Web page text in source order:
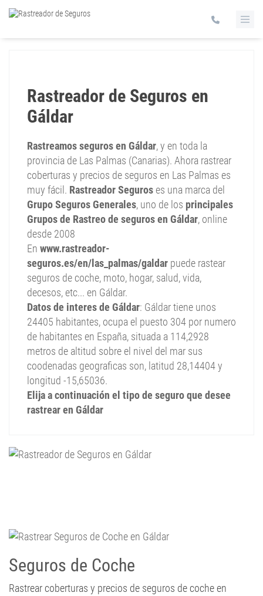
Rastreador de Seguros en
Gáldar
Rastreamos seguros en Gáldar, y en toda la
provincia de Las Palmas (Canarias). Ahora rastrear
coberturas y precios de seguros en Las Palmas es
muy fácil. Rastreador Seguros es una marca del
Grupo Seguros Generales, uno de los principales
Grupos de Rastreo de seguros en Gáldar, online
desde 2008
En www.rastreador-
seguros.es/en/las_palmas/galdar puede rastear
seguros de coche, moto, hogar, salud, vida,
decesos, etc... en Gáldar.
Datos de interes de Gáldar: Gáldar tiene unos
24405 habitantes, ocupa el puesto 304 por numero
de habitantes en España, situada a 114,2928
metros de altitud sobre el nivel del mar sus
coodenadas geograficas son, latitud 28,14404 y
longitud -15,65036.
Elija a continuación el tipo de seguro que desee
rastrear en Gáldar
Seguros de Coche
Rastrear coberturas y precios de seguros de coche en